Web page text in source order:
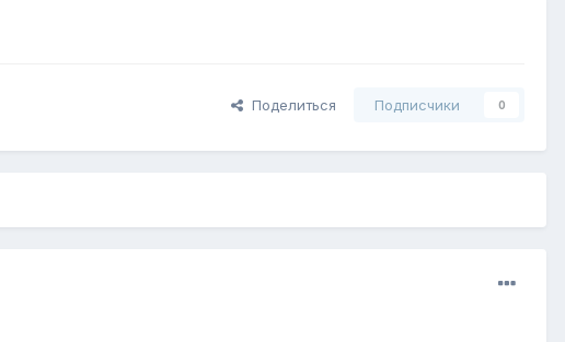
Поделиться Подписчики 0